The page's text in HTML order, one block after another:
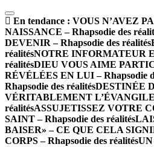
En tendance : VOUS N’AVEZ
NAISSANCE – Rhapsodie des
DEVENIR – Rhapsodie des réalités
réalitésNOTRE INFORMATEUR
réalitésDIEU VOUS AIME
RÉVÉLÉES EN LUI – Rhapsodie
Rhapsodie des réalitésDESTINÉE
VÉRITABLEMENT L’ÉVANGILE
réalitésASSUJETISSEZ VOTRE
SAINT – Rhapsodie des réalités
BAISER» – CE QUE CELA
CORPS – Rhapsodie des réalités